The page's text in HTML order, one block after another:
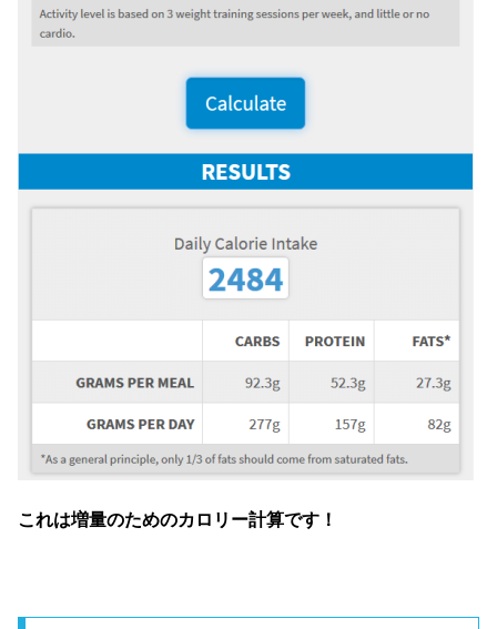
これは増量のためのカロリー計算です！